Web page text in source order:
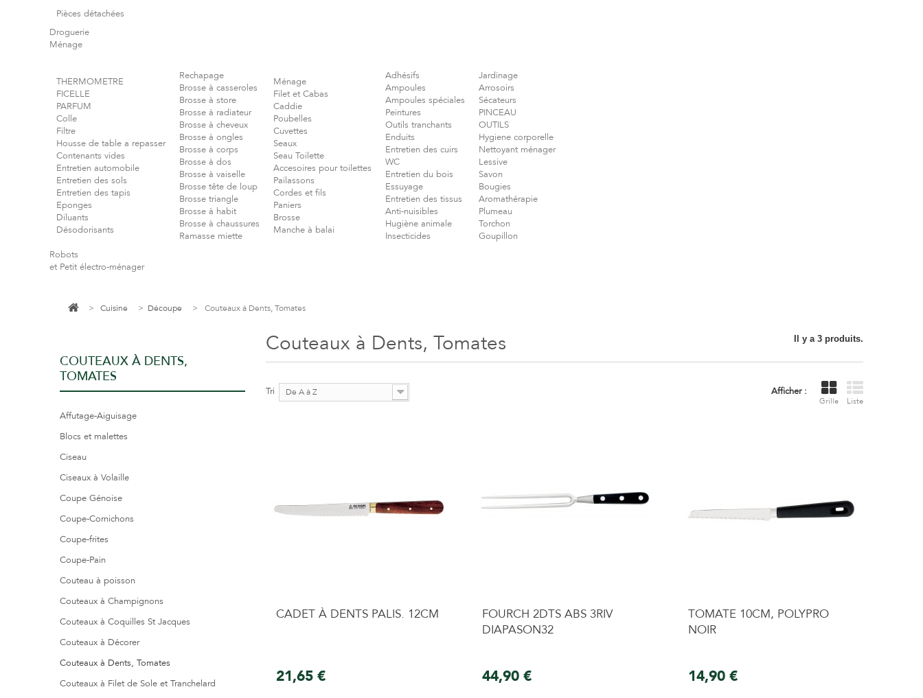
Pièces détachées
Droguerie
Ménage
THERMOMETRE
FICELLE
PARFUM
Colle
Filtre
Housse de table a repasser
Contenants vides
Entretien automobile
Entretien des sols
Entretien des tapis
Eponges
Diluants
Désodorisants
Rechapage
Brosse à casseroles
Brosse à store
Brosse à radiateur
Brosse à cheveux
Brosse à ongles
Brosse à corps
Brosse à dos
Brosse à vaiselle
Brosse tête de loup
Brosse triangle
Brosse à habit
Brosse à chaussures
Ramasse miette
Ménage
Filet et Cabas
Caddie
Poubelles
Cuvettes
Seaux
Seau Toilette
Accesoires pour toilettes
Pailassons
Cordes et fils
Paniers
Brosse
Manche à balai
Adhésifs
Ampoules
Ampoules spéciales
Peintures
Outils tranchants
Enduits
Entretien des cuirs
WC
Entretien du bois
Essuyage
Entretien des tissus
Anti-nuisibles
Hugiène animale
Insecticides
Jardinage
Arrosoirs
Sécateurs
PINCEAU
OUTILS
Hygiene corporelle
Nettoyant ménager
Lessive
Savon
Bougies
Aromathérapie
Plumeau
Torchon
Goupillon
Robots
et Petit électro-ménager
> Cuisine > Découpe > Couteaux à Dents, Tomates
COUTEAUX À DENTS,
TOMATES
Affutage-Aiguisage
Blocs et malettes
Ciseau
Ciseaux à Volaille
Coupe Génoise
Coupe-Cornichons
Coupe-frites
Coupe-Pain
Couteau à poisson
Couteaux à Champignons
Couteaux à Coquilles St Jacques
Couteaux à Décorer
Couteaux à Dents, Tomates
Couteaux à Filet de Sole et Tranchelard
Couteaux à Dents, Tomates Il y a 3 produits.
Afficher :
Grille Liste
Tri De A à Z
CADET À DENTS PALIS. 12CM
21,65 €
FOURCH 2DTS ABS 3RIV
DIAPASON32
44,90 €
TOMATE 10CM, POLYPRO
NOIR
14,90 €